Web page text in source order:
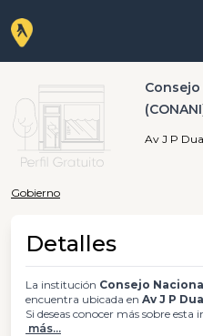
Av J P
Gobierno
Detalles
La institución Consejo
encuentra ubicada en Av J P
Si deseas conocer más sobre
más...